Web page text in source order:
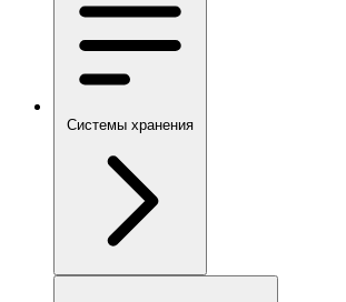
Системы хранения